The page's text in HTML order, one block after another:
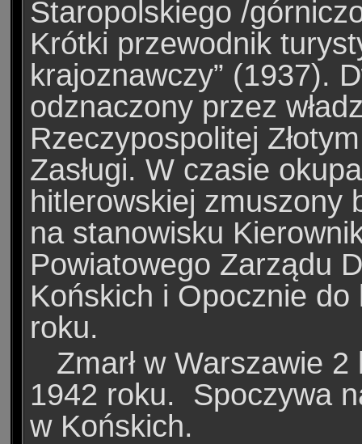
Staropolskiego /
Krótki przewodnik
krajoznawczy” (1937).
odznaczony przez
Rzeczypospolitej
Zasługi. W czasie
hitlerowskiej zmuszony
na stanowisku
Powiatowego Zarządu
Końskich i Opocznie do
roku.
Zmarł w Warszawie 2
1942 roku.
Spoczywa
w Końskich.